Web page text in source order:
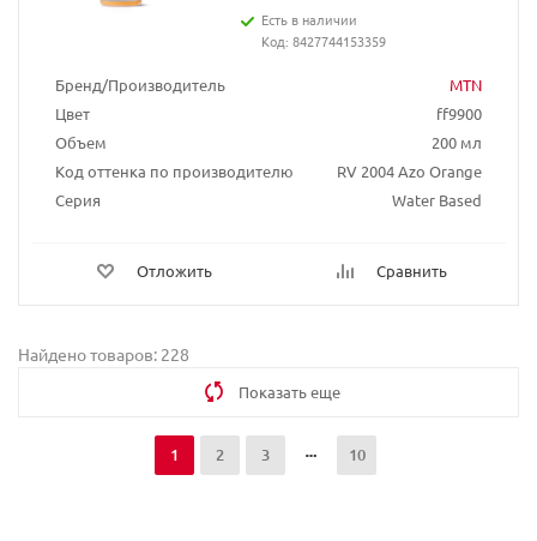
Бренд/Производитель
MTN
Цвет
ff9900
Объем
200 мл
Код оттенка по производителю
RV 2004 Azo Orange
Серия
Water Based
Отложить Сравнить
Есть в наличии
Код: 8427744153359
Найдено товаров: 228
Показать еще
1 2 3 10